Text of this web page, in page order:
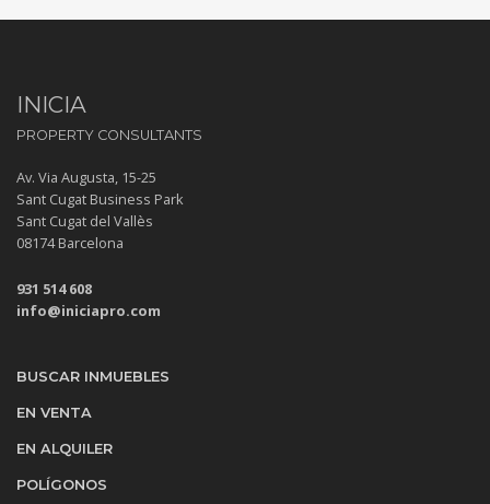
INICIA
PROPERTY CONSULTANTS
Av. Via Augusta, 15-25
Sant Cugat Business Park
Sant Cugat del Vallès
08174 Barcelona
931 514 608
info@iniciapro.com
BUSCAR INMUEBLES
EN VENTA
EN ALQUILER
POLÍGONOS